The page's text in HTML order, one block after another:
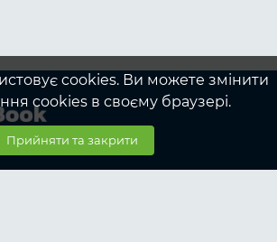
cookies. Ви можете змінити
cookies в своєму браузері.
Прийняти та закрити